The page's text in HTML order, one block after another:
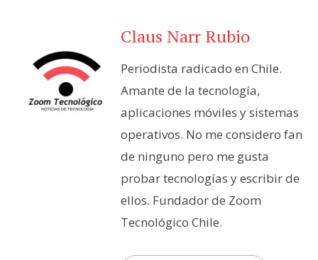
Claus Narr Rubio
Periodista radicado en Chile.
Amante de la tecnología,
aplicaciones móviles y sistemas
operativos. No me considero fan
de ninguno pero me gusta
probar tecnologías y escribir de
ellos. Fundador de Zoom
Tecnológico Chile.